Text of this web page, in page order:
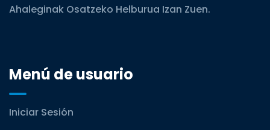
Ahaleginak Osatzeko Helburua Izan Zuen.
Menú de usuario
Iniciar Sesión